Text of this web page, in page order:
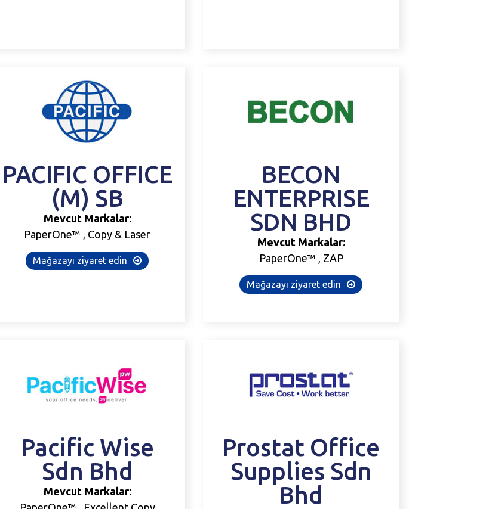
PACIFIC OFFICE
(M) SB
Mevcut Markalar:
PaperOne™ , Copy & Laser
Mağazayı ziyaret edin
BECON
ENTERPRISE
SDN BHD
Mevcut Markalar:
PaperOne™ , ZAP
Mağazayı ziyaret edin
Pacific Wise
Sdn Bhd
Mevcut Markalar:
Prostat Office
Supplies Sdn
Bhd